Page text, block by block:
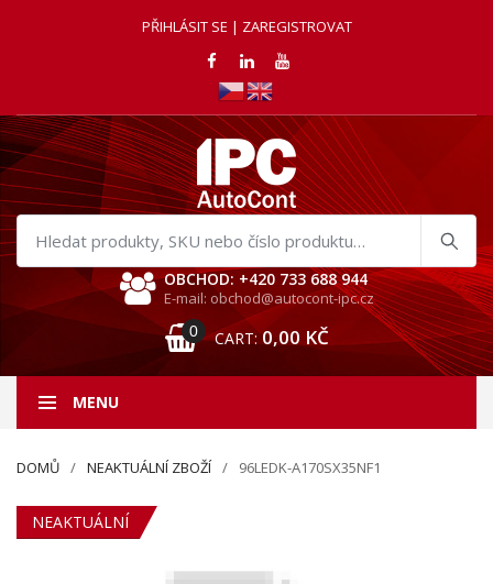
PŘIHLÁSIT SE | ZAREGISTROVAT
Hledat
produkty
OBCHOD: +420 733 688 944
E-mail: obchod@autocont-ipc.cz
0 CART: 0,00 KČ
MENU
DOMŮ NEAKTUÁLNÍ ZBOŽÍ 96LEDK-A170SX35NF1
NEAKTUÁLNÍ